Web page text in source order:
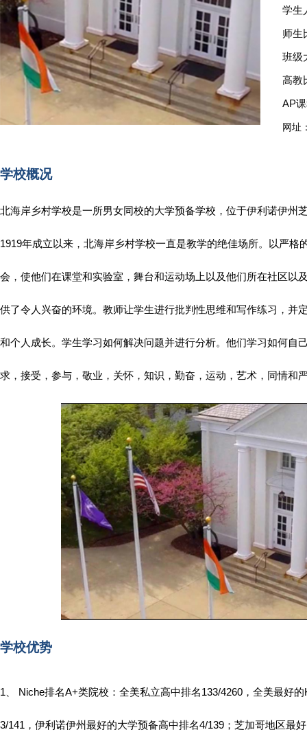
学生
师生
班级
高教
AP
网址
学校概况
北海岸乡村学校是一所男女同校的大学预备学校，位于伊利诺伊州
1919年成立以来，北海岸乡村学校一直是教学的绝佳场所。以严
会，使他们在课堂和实验室，舞台和运动场上以及他们所在社区以
供了令人兴奋的环境。教师让学生进行批判性思维和写作练习，并
和个人成长。学生学习如何解决问题并进行分析。他们学习如何自
求，接受，参与，敬业，关怀，知识，勤奋，运动，艺术，同情和
学校优势
1、 Niche排名A+类院校：全美私立高中排名133/4260，全美最好
3/141，伊利诺伊州最好的大学预备高中排名4/139；芝加哥地区最